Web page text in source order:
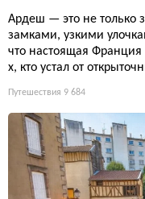
Ардеш — это не только
замками, узкими
что настоящая Франция
х, кто устал от
Путешествия 9 684